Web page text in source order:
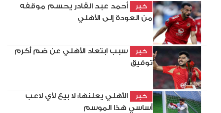
خبر
أحمد عبد القادر يحسم موقفه
من العودة إلى الأهلي
خبر
سبب ابتعاد الأهلي عن ضم أكرم
توفيق
خبر
الأهلي يعلنها: لا بيع لأي لاعب
أساسي هذا الموسم